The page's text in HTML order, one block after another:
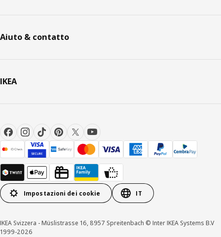
Aiuto & contatto
IKEA
Impostazioni dei cookie IT
IKEA Svizzera - Müslistrasse 16, 8957 Spreitenbach © Inter IKEA Systems B.V
1999-2026